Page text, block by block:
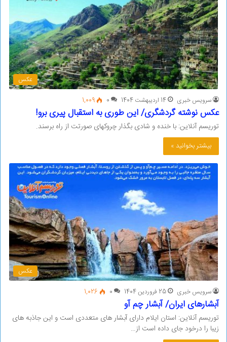
عکس
سرویس خبری 14 اردیبهشت 1404 0
1,009
عکس نوشته گردشگری/ این طوری به استقبال پیری برو!
توریسم آنلاین: با خنده و شادی بگذار چروکهای صورتت از راه برسند.
بیشتر بخوانید »
عکس
سرویس خبری 25 فروردین 1404 0
1,026
آبشارهای ایران/ آبشار چم آو
توریسم آنلاین: استان ایلام دارای آبشار های متعددی است و این جاذبه های
زیبا را درخود جای داده است از…